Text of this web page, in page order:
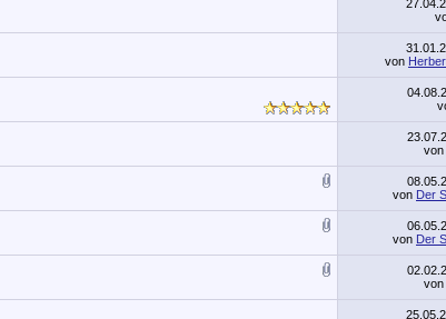
von
von
von Der
von Der
von